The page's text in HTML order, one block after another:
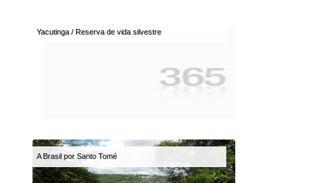
Yacutinga / Reserva de vida silvestre
A Brasil por Santo Tomé